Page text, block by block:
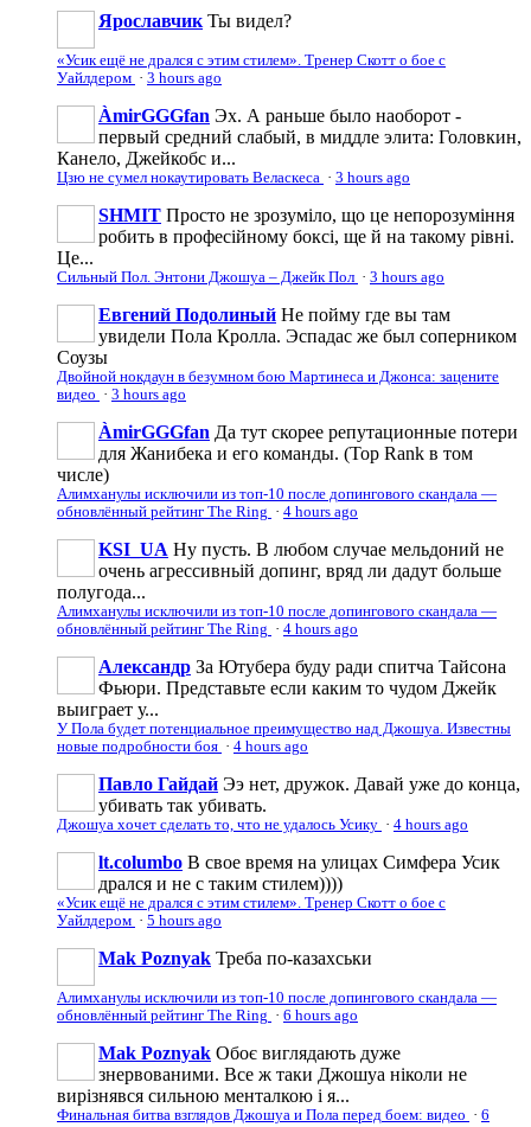
Ярославчик Ты видел?
«Усик ещё не дрался с этим стилем». Тренер Скотт о бое с
Уайлдером · 3 hours ago
ÀmirGGGfan Эх. А раньше было наоборот -
первый средний слабый, в миддле элита: Головкин,
Канело, Джейкобс и...
Цзю не сумел нокаутировать Веласкеса · 3 hours ago
SHMIT Просто не зрозуміло, що це непорозуміння
робить в професійному боксі, ще й на такому рівні.
Це...
Сильный Пол. Энтони Джошуа – Джейк Пол · 3 hours ago
Евгений Подолиный Не пойму где вы там
увидели Пола Кролла. Эспадас же был соперником
Соузы
Двойной нокдаун в безумном бою Мартинеса и Джонса: зацените
видео · 3 hours ago
ÀmirGGGfan Да тут скорее репутационные потери
для Жанибека и его команды. (Top Rank в том
числе)
Алимханулы исключили из топ-10 после допингового скандала —
обновлённый рейтинг The Ring · 4 hours ago
KSI_UA Ну пусть. В любом случае мельдоний не
очень агрессивньій допинг, вряд ли дадут больше
полугода...
Алимханулы исключили из топ-10 после допингового скандала —
обновлённый рейтинг The Ring · 4 hours ago
Александр За Ютубера буду ради спитча Тайсона
Фьюри. Представьте если каким то чудом Джейк
выиграет у...
У Пола будет потенциальное преимущество над Джошуа. Известны
новые подробности боя · 4 hours ago
Павло Гайдай Ээ нет, дружок. Давай уже до конца,
убивать так убивать.
Джошуа хочет сделать то, что не удалось Усику · 4 hours ago
lt.columbo В свое время на улицах Симфера Усик
дрался и не с таким стилем))))
«Усик ещё не дрался с этим стилем». Тренер Скотт о бое с
Уайлдером · 5 hours ago
Mak Poznyak Треба по-казахськи
Алимханулы исключили из топ-10 после допингового скандала —
обновлённый рейтинг The Ring · 6 hours ago
Mak Poznyak Обоє виглядають дуже
знервованими. Все ж таки Джошуа ніколи не
вирізнявся сильною менталкою і я...
Финальная битва взглядов Джошуа и Пола перед боем: видео · 6